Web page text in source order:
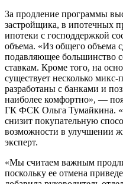
За продление программы
застройщика, в ипотечных
ипотеки с господдержкой
объема. «Из общего объема
подавляющее большинство
ставкам. Кроме того, на
существует несколько
разработаны с банками и
наиболее комфортно», —
ГК ФСК Ольга Тумайкина.
снизит покупательную
возможности в улучшении
эксперт.
«Мы считаем важным
поскольку ее отмена